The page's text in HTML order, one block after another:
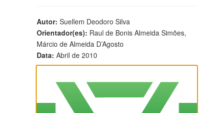
Autor: Suellem Deodoro Silva
Orientador(es): Raul de Bonis Almeida Simões,
Márcio de Almeida D’Agosto
Data: Abril de 2010